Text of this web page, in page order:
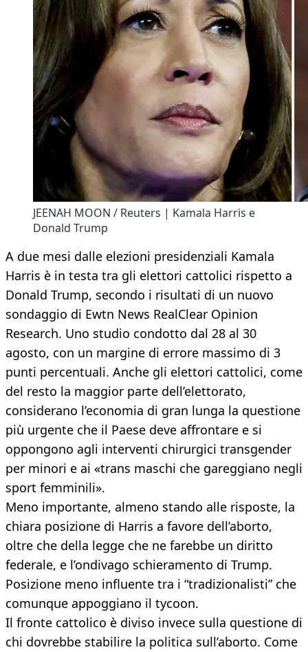
JEENAH MOON / Reuters | Kamala Harris e
Donald Trump
A due mesi dalle elezioni presidenziali Kamala
Harris è in testa tra gli elettori cattolici rispetto a
Donald Trump, secondo i risultati di un nuovo
sondaggio di Ewtn News RealClear Opinion
Research. Uno studio condotto dal 28 al 30
agosto, con un margine di errore massimo di 3
punti percentuali. Anche gli elettori cattolici, come
del resto la maggior parte dell’elettorato,
considerano l’economia di gran lunga la questione
più urgente che il Paese deve affrontare e si
oppongono agli interventi chirurgici transgender
per minori e ai «trans maschi che gareggiano negli
sport femminili».
Meno importante, almeno stando alle risposte, la
chiara posizione di Harris a favore dell’aborto,
oltre che della legge che ne farebbe un diritto
federale, e l’ondivago schieramento di Trump.
Posizione meno influente tra i “tradizionalisti” che
comunque appoggiano il tycoon.
Il fronte cattolico è diviso invece sulla questione di
chi dovrebbe stabilire la politica sull’aborto. Come